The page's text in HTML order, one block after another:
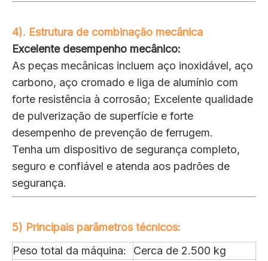
4). Estrutura de combinação mecânica
Excelente desempenho mecânico:
As peças mecânicas incluem aço inoxidável, aço
carbono, aço cromado e liga de alumínio com
forte resistência à corrosão; Excelente qualidade
de pulverização de superfície e forte
desempenho de prevenção de ferrugem.
Tenha um dispositivo de segurança completo,
seguro e confiável e atenda aos padrões de
segurança.
5) Principais parâmetros técnicos:
Peso total da máquina:
Cerca de 2.500 kg